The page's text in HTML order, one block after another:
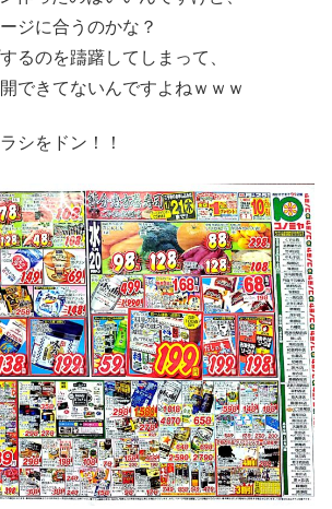
ジに合うのかな？
るのを躊躇してしまって、
できてないんですよねｗｗｗ
シをドン！！